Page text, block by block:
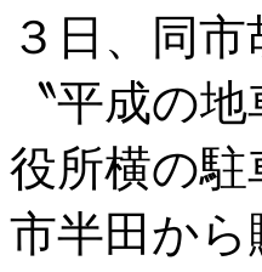
３日、同
〝平成の
役所横の
市半田か